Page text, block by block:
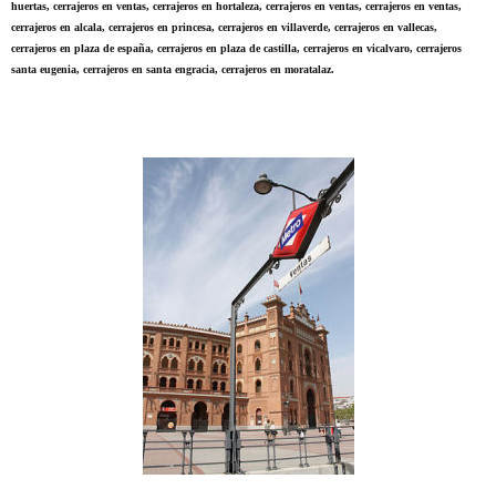
huertas, cerrajeros en ventas, cerrajeros en hortaleza, cerrajeros en ventas, cerrajeros en ventas,
cerrajeros en alcala, cerrajeros en princesa, cerrajeros en villaverde, cerrajeros en vallecas,
cerrajeros en plaza de españa, cerrajeros en plaza de castilla, cerrajeros en vicalvaro, cerrajeros
santa eugenia, cerrajeros en santa engracia, cerrajeros en moratalaz.